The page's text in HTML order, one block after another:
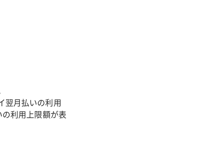
翌月払いの利用
利用上限額が表